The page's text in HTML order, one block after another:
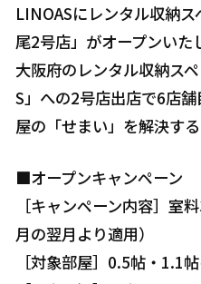
LINOASにレンタル収納
尾2号店」がオープンいた
大阪府のレンタル収納ス
S」への2号店出店で6店
屋の「せまい」を解決す
■オープンキャンペーン
［キャンペーン内容］室
月の翌月より適用）
［対象部屋］0.5帖・1.1